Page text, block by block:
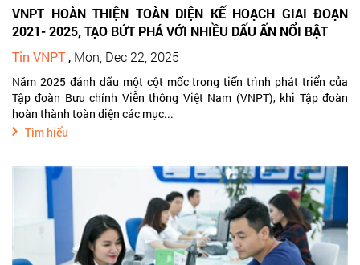
VNPT HOÀN THIỆN TOÀN DIỆN KẾ HOẠCH GIAI ĐOẠN
2021- 2025, TẠO BỨT PHÁ VỚI NHIỀU DẤU ẤN NỔI BẬT
Tin VNPT, Mon, Dec 22, 2025
Năm 2025 đánh dấu một cột mốc trong tiến trình phát triển của
Tập đoàn Bưu chính Viễn thông Việt Nam (VNPT), khi Tập đoàn
hoàn thành toàn diện các mục...
Tìm hiểu